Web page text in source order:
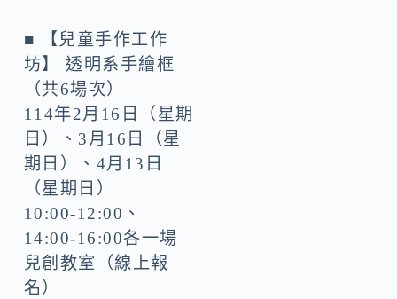
■ 【兒童手作工作
坊】 透明系手繪框
（共6場次）
114年2月16日（星期
日）、3月16日（星
期日）、4月13日
（星期日）
10:00-12:00、
14:00-16:00各一場
兒創教室（線上報
名）